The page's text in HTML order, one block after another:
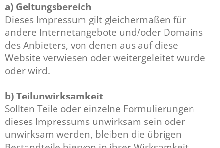
a) Geltungsbereich
Dieses Impressum gilt gleichermaßen für
andere Internetangebote und/oder Domains
des Anbieters, von denen aus auf diese
Website verwiesen oder weitergeleitet wurde
oder wird.
b) Teilunwirksamkeit
Sollten Teile oder einzelne Formulierungen
dieses Impressums unwirksam sein oder
unwirksam werden, bleiben die übrigen